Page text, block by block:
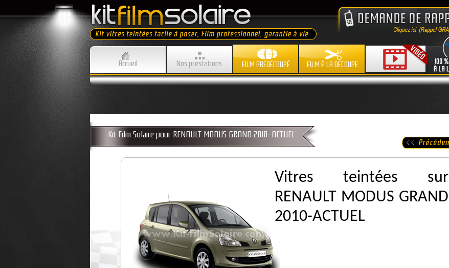
Accueil Nos prestations FILM PRÉDÉCOUPÉ FILM À LA DÉCOUPE
Kit Film Solaire pour RENAULT MODUS GRAND 2010-ACTUEL
Vitres teintées sur
RENAULT MODUS GRAND
2010-ACTUEL